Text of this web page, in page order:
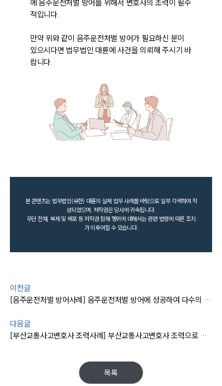
에 음주운전처벌 방어를 위해서 변호사의 조력이 필수
적입니다.
만약 위와 같이 음주운전처벌 방어가 필요하신 분이
있으시다면 법무법인 대륜에 사건을 의뢰해 주시기 바
랍니다.
본 콘텐츠는 법무법인(유한) 대륜의 실제 업무 사례를 바탕으로 일부 각색하여 작
성되었으며, 저작권은 당사에 귀속됩니다.
무단 전재, 복제 및 배포 등 저작권 침해 행위에 대해서는 관련 법령에 따른 조치
가 이루어질 수 있습니다.
이전글
[음주운전처벌 방어사례] 음주운전처벌 방어에 성공하여 다수의 재범에도 집행유예 방어
다음글
[부산교통사고변호사 조력사례] 부산교통사고변호사 조력으로 네 번째 음주운전에도 집행유예 방어 성공
목록